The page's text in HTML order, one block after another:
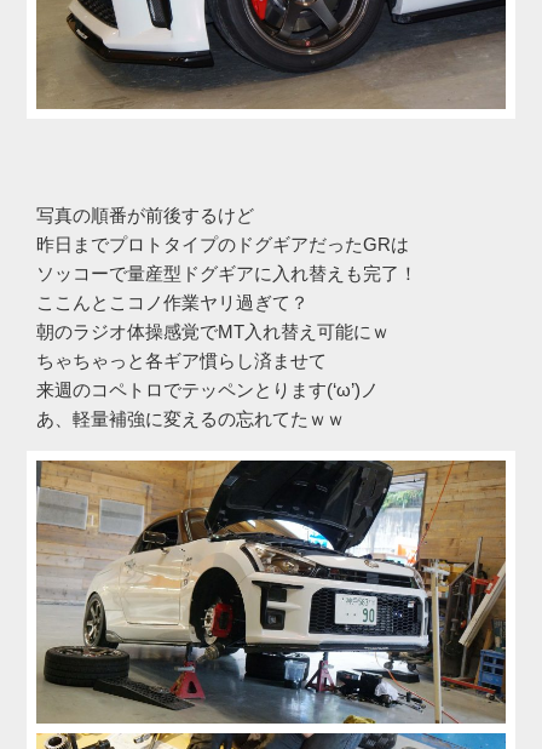
写真の順番が前後するけど
昨日までプロトタイプのドグギアだったGRは
ソッコーで量産型ドグギアに入れ替えも完了！
ここんとこコノ作業ヤリ過ぎて？
朝のラジオ体操感覚でMT入れ替え可能にｗ
ちゃちゃっと各ギア慣らし済ませて
来週のコペトロでテッペンとります(‘ω’)ノ
あ、軽量補強に変えるの忘れてたｗｗ